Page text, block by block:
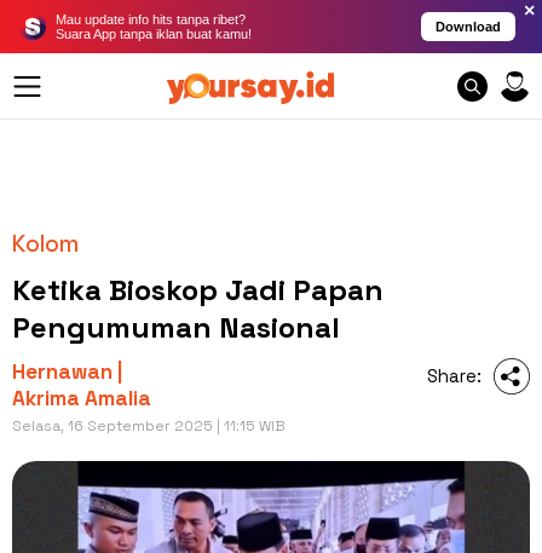
Mau update info hits tanpa ribet?
Suara App tanpa iklan buat kamu!
Download
×
Kolom
Ketika Bioskop Jadi Papan
Pengumuman Nasional
Hernawan |
Akrima Amalia
Selasa, 16 September 2025 | 11:15 WIB
Share: